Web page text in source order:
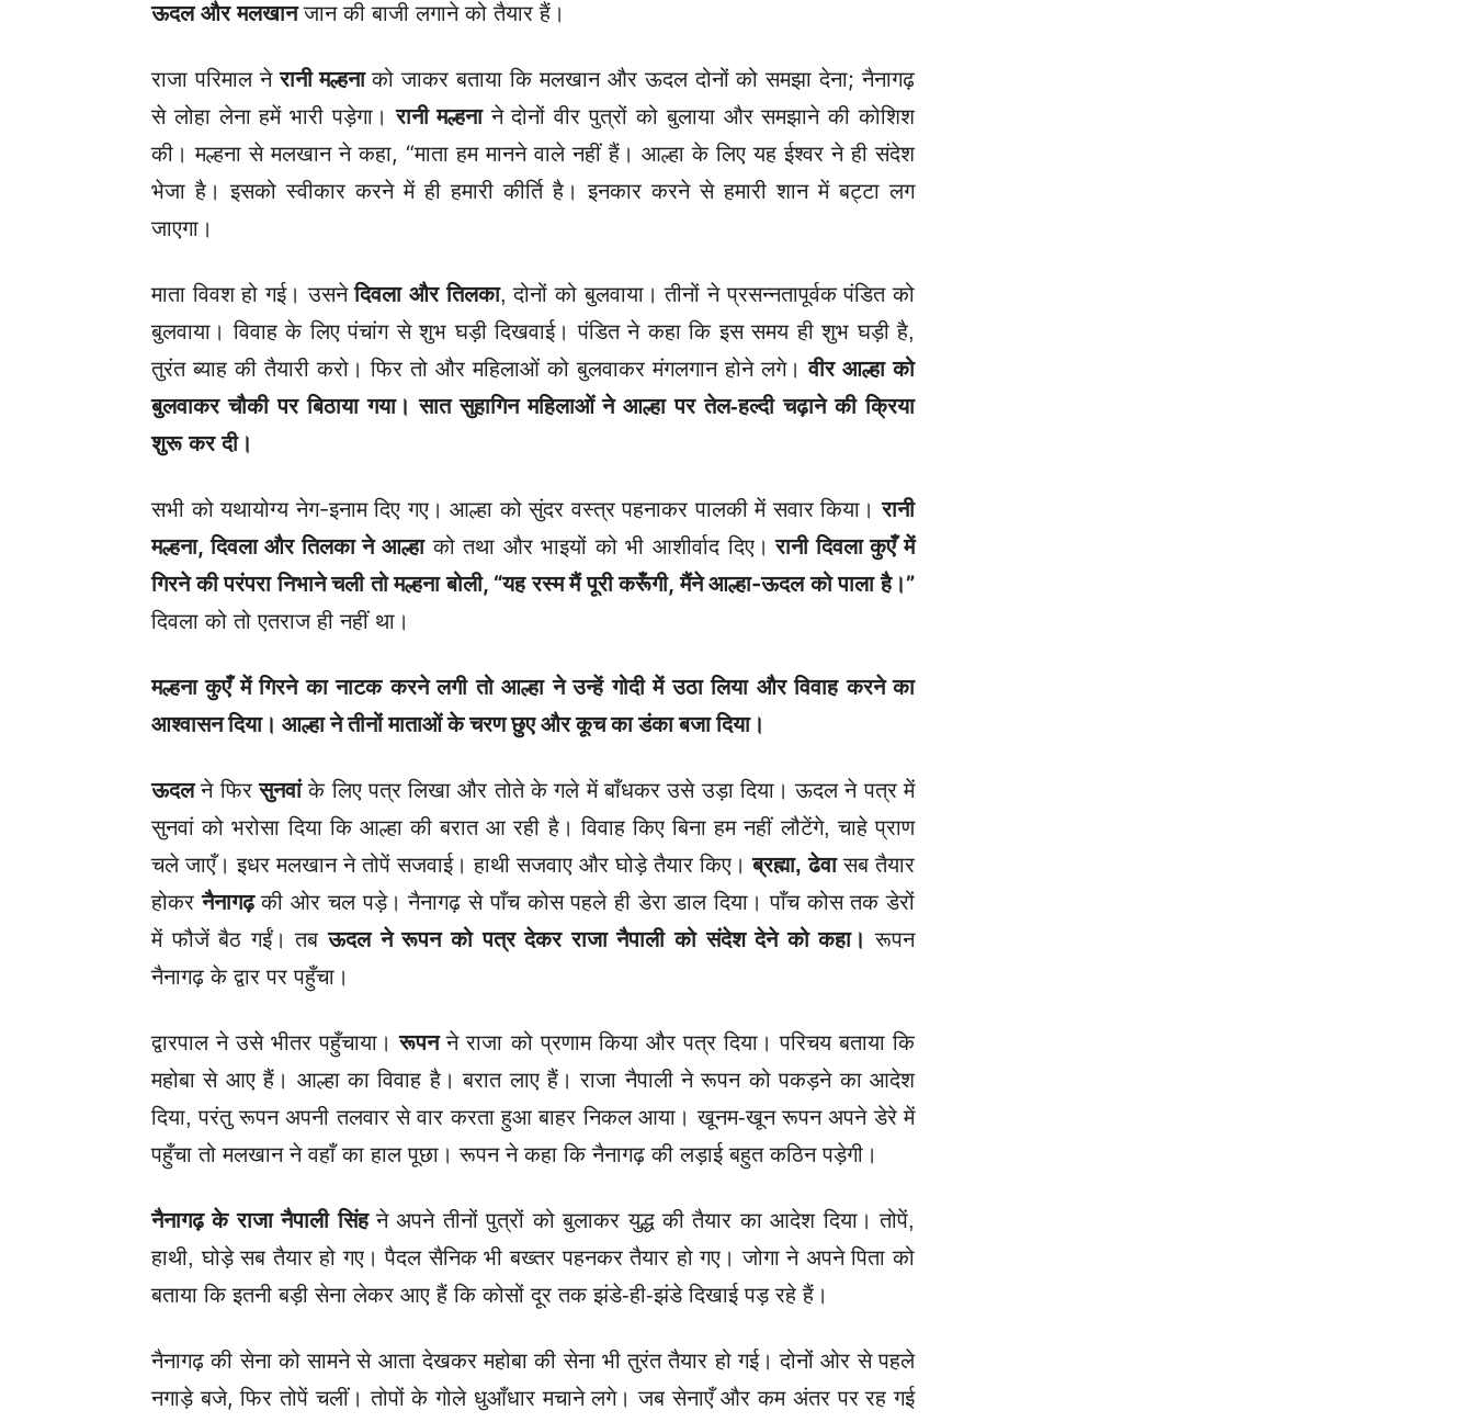
ऊदल और मलखानजान की बाजी लगाने को तैयार हैं।
राजा परिमाल नेरानी मल्हनाको जाकर बताया कि मलखान और ऊदल दोनों को समझा देना; नैनागढ़
से लोहा लेना हमें भारी पड़ेगा।रानी मल्हनाने दोनों वीर पुत्रों को बुलाया और समझाने की कोशिश
की। मल्हना से मलखान ने कहा, “माता हम मानने वाले नहीं हैं। आल्हा के लिए यह ईश्वर ने ही संदेश
भेजा है। इसको स्वीकार करने में ही हमारी कीर्ति है। इनकार करने से हमारी शान में बट्टा लग
जाएगा।
माता विवश हो गई। उसनेदिवला और तिलका, दोनों को बुलवाया। तीनों ने प्रसन्नतापूर्वक पंडित को
बुलवाया। विवाह के लिए पंचांग से शुभ घड़ी दिखवाई। पंडित ने कहा कि इस समय ही शुभ घड़ी है,
तुरंत ब्याह की तैयारी करो। फिर तो और महिलाओं को बुलवाकर मंगलगान होने लगे।वीर आल्हा को
बुलवाकर चौकी पर बिठाया गया। सात सुहागिन महिलाओं ने आल्हा पर तेल-हल्दी चढ़ाने की क्रिया
शुरू कर दी।
सभी को यथायोग्य नेग-इनाम दिए गए। आल्हा को सुंदर वस्त्र पहनाकर पालकी में सवार किया।रानी
मल्हना, दिवला और तिलका ने आल्हाको तथा और भाइयों को भी आशीर्वाद दिए। रानी दिवला कुएँ में
गिरने की परंपरा निभाने चली तो मल्हना बोली, “यह रस्म मैं पूरी करूँगी, मैंने आल्हा-ऊदल को पाला है।”
दिवला को तो एतराज ही नहीं था।
मल्हना कुएँ में गिरने का नाटक करने लगी तो आल्हा ने उन्हें गोदी में उठा लिया और विवाह करने का
आश्वासन दिया। आल्हा ने तीनों माताओं के चरण छुए और कूच का डंका बजा दिया।
ऊदलने फिरसुनवांके लिए पत्र लिखा और तोते के गले में बाँधकर उसे उड़ा दिया। ऊदल ने पत्र में
सुनवां को भरोसा दिया कि आल्हा की बरात आ रही है। विवाह किए बिना हम नहीं लौटेंगे, चाहे प्राण
चले जाएँ। इधर मलखान ने तोपें सजवाई। हाथी सजवाए और घोड़े तैयार किए।ब्रह्मा, ढेवासब तैयार
होकरनैनागढ़की ओर चल पड़े। नैनागढ़ से पाँच कोस पहले ही डेरा डाल दिया। पाँच कोस तक डेरों
में फौजें बैठ गईं। तबऊदल ने रूपन को पत्र देकर राजा नैपाली को संदेश देने को कहा। रूपन
नैनागढ़ के द्वार पर पहुँचा।
द्वारपाल ने उसे भीतर पहुँचाया।रूपनने राजा को प्रणाम किया और पत्र दिया। परिचय बताया कि
महोबा से आए हैं। आल्हा का विवाह है। बरात लाए हैं। राजा नैपाली ने रूपन को पकड़ने का आदेश
दिया, परंतु रूपन अपनी तलवार से वार करता हुआ बाहर निकल आया। खूनम-खून रूपन अपने डेरे में
पहुँचा तो मलखान ने वहाँ का हाल पूछा। रूपन ने कहा कि नैनागढ़ की लड़ाई बहुत कठिन पड़ेगी।
नैनागढ़ के राजा नैपाली सिंहने अपने तीनों पुत्रों को बुलाकर युद्ध की तैयार का आदेश दिया। तोपें,
हाथी, घोड़े सब तैयार हो गए। पैदल सैनिक भी बख्तर पहनकर तैयार हो गए। जोगा ने अपने पिता को
बताया कि इतनी बड़ी सेना लेकर आए हैं कि कोसों दूर तक झंडे-ही-झंडे दिखाई पड़ रहे हैं।
नैनागढ़ की सेना को सामने से आता देखकर महोबा की सेना भी तुरंत तैयार हो गई। दोनों ओर से पहले
नगाड़े बजे, फिर तोपें चलीं। तोपों के गोले धुआँधार मचाने लगे। जब सेनाएँ और कम अंतर पर रह गई